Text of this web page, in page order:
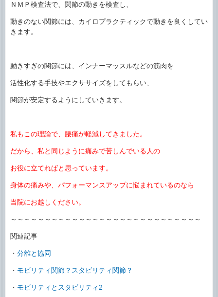
ＮＭＰ検査法で、関節の動きを検査し、
動きのない関節には、カイロプラクティックで動きを良くしてい
きます。
動きすぎの関節には、インナーマッスルなどの筋肉を
活性化する手技やエクササイズをしてもらい、
関節が安定するようにしていきます。
私もこの理論で、腰痛が軽減してきました。
だから、私と同じように痛みで苦しんでいる人の
お役に立てればと思っています。
身体の痛みや、パフォーマンスアップに悩まれているのなら
当院にお越しください。
～～～～～～～～～～～～～～～～～～～～～～～～～～～～
関連記事
・ 分離と協同
・ モビリティ関節？スタビリティ関節？
・ モビリティとスタビリティ2